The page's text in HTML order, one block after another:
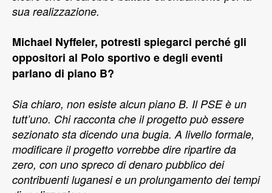
sua realizzazione.
Michael Nyffeler, potresti spiegarci perché gli
oppositori al Polo sportivo e degli eventi
parlano di piano B?
Sia chiaro, non esiste alcun piano B. Il PSE è un
tutt’uno. Chi racconta che il progetto può essere
sezionato sta dicendo una bugia. A livello formale,
modificare il progetto vorrebbe dire ripartire da
zero, con uno spreco di denaro pubblico dei
contribuenti luganesi e un prolungamento dei tempi